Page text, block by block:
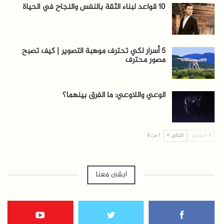
10 قواعد لبناء الثقة بالنفس والنجاح في الحياة
5 أسرار لكي تحترف موهبة التصوير | كيف تصبح
مصور محترف
الوعي واللاوعي: ما الفرق بينهما؟
السابق التالي 1 من 8
ابقى معنا